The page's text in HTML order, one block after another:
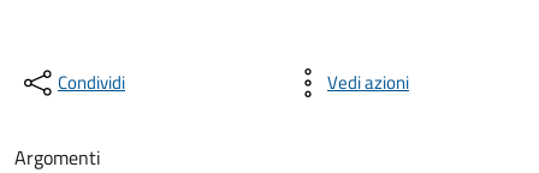
Condividi Vedi azioni
Argomenti